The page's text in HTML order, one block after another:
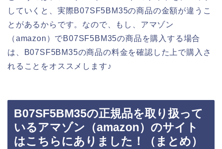
していくと、実際B07SF5BM35の商品の金額が違うこ
とがあるからです。なので、もし、アマゾン
（amazon）でB07SF5BM35の商品を購入する場合
は、B07SF5BM35の商品の料金を確認した上で購入さ
れることをオススメします♪
B07SF5BM35の正規品を取り扱って
いるアマゾン（amazon）のサイト
はこちらにありました！（まとめ）